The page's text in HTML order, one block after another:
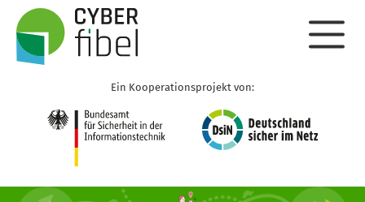
Ein Kooperationsprojekt von: